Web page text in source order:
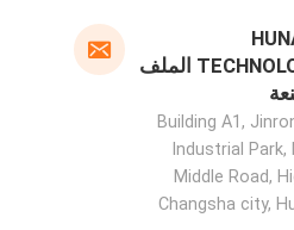
TECHNOLOGY CO.,LTD الملف
Building A1,
Industrial Park,
Middle Road,
Changsha city,